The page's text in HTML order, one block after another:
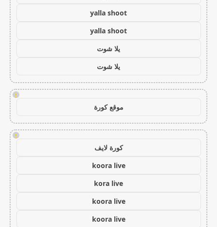
yalla shoot
yalla shoot
يلا شوت
يلا شوت
!
موقع كورة
!
كورة لايف
koora live
kora live
koora live
koora live